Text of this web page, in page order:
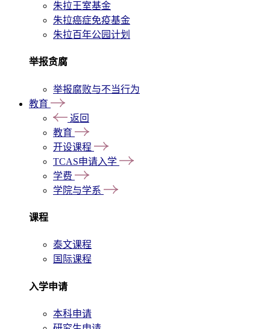
朱拉王室基金
朱拉癌症免疫基金
朱拉百年公园计划
举报贪腐
举报腐败与不当行为
教育
返回
教育
开设课程
TCAS申请入学
学费
学院与学系
课程
泰文课程
国际课程
入学申请
本科申请